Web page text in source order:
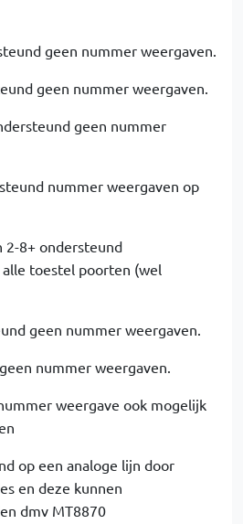
geen nummer weergaven.
geen nummer weergaven.
geen nummer
nummer weergaven op
2-8+ ondersteund
toestel poorten (wel
geen nummer weergaven.
nummer weergaven.
weergave ook mogelijk
op een analoge lijn door
en deze kunnen
dmv MT8870